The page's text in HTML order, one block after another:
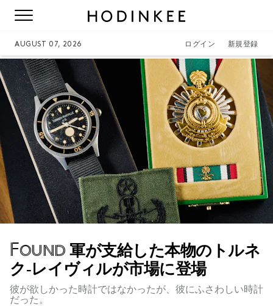
AUGUST 07, 2026 ログイン 新規登録
Found 軍が支給した本物のトルネ
ク-レイヴィルが市場に登場
彼が欲しかった時計ではなかったが、彼にふさわしい時計
だった。